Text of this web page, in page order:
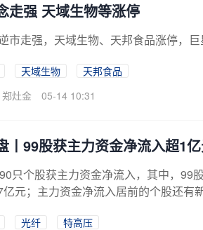
走强 天域生物等涨停
市走强，天域生物、天邦食品涨停，
天域生物
天邦食品
郑灶金 05-14 10:31
丨99股获主力资金净流入超1
只个股获主力资金净流入，其中，99
元；主力资金净流入居前的个股还
光纤
特高压